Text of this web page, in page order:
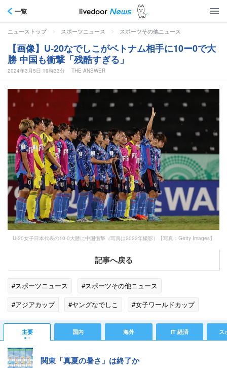
一覧
ニューストップ > スポーツニュース > スポーツその他ニュース
【画像】U-20なでしこがベトナム相手に10ー0で大
勝 中国も衝撃「残酷すぎる」
2024年3月5日 19時33分 THE ANSWER
U-20女子日本代表の10-0大勝に中国衝撃（写真は2022年撮影）【写真：Getty Images】
記事へ戻る
#スポーツニュース
#スポーツその他ニュース
#アジアカップ
#ヤングなでしこ
#女子ワールドカップ
#女子サッカー
#U-20日本代表
#ベトナム
#スポーツニュース・トピックス
主要 国内 海外 IT 経済 ス
関東「真夏の暑さ」は終了か